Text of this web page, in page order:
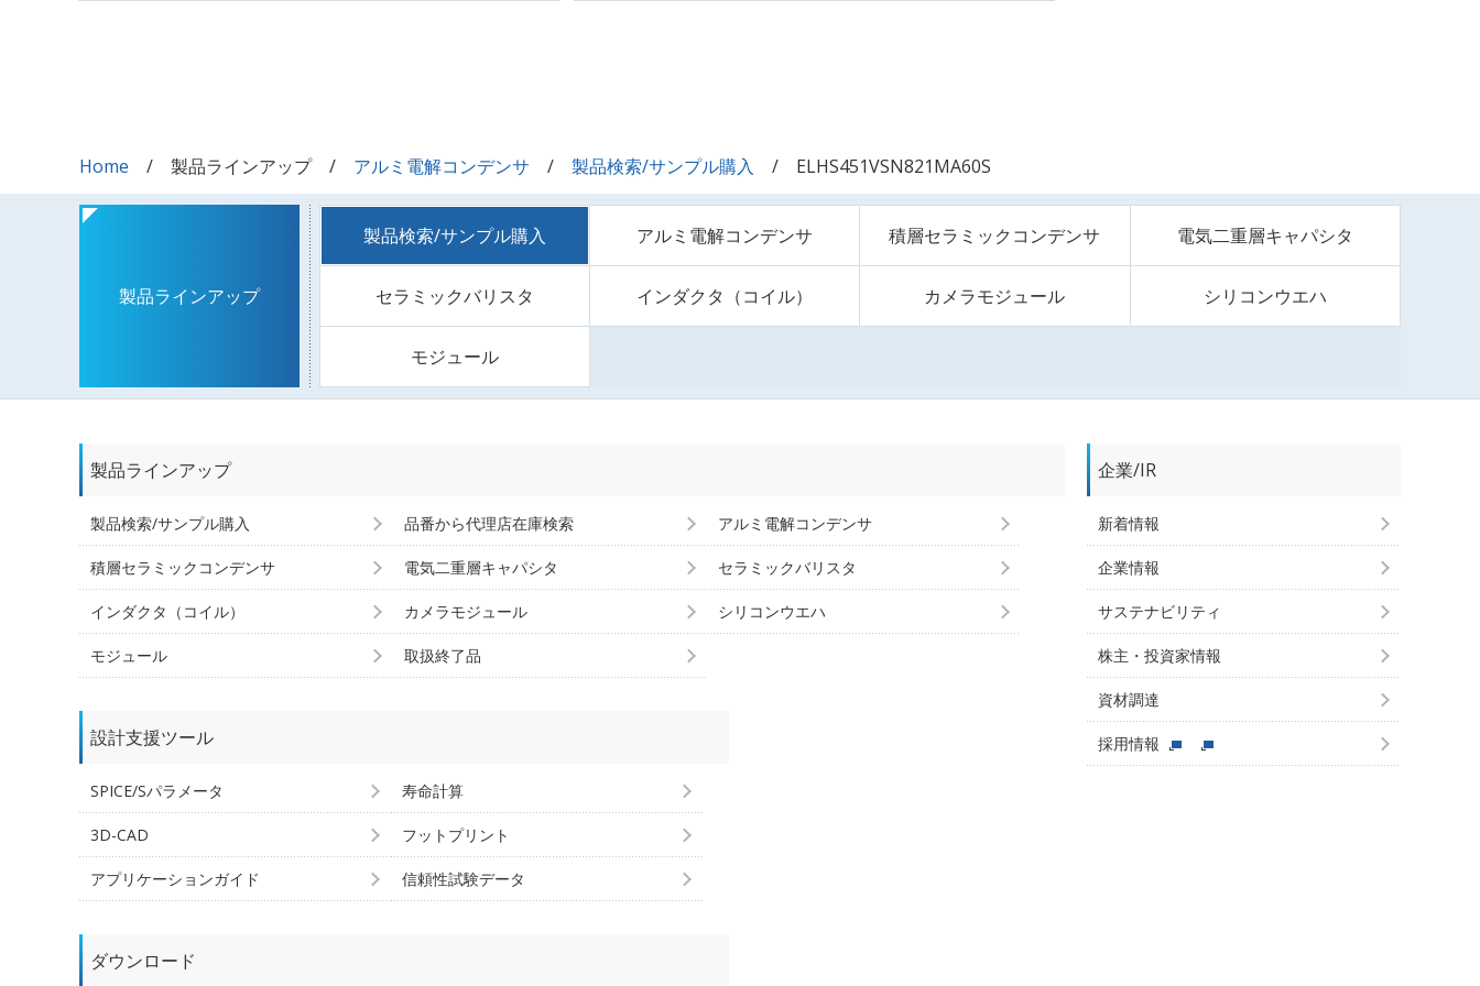
Home 製品ラインアップ アルミ電解コンデンサ 製品検索/サンプル購入 ELHS451VSN821MA60S
製品ラインアップ
製品検索/サンプル購入 アルミ電解コンデンサ 積層セラミックコンデンサ 電気二重層キャパシタ
セラミックバリスタ インダクタ（コイル） カメラモジュール シリコンウエハ
モジュール
製品ラインアップ
製品検索/サンプル購入 品番から代理店在庫検索 アルミ電解コンデンサ
積層セラミックコンデンサ 電気二重層キャパシタ セラミックバリスタ
インダクタ（コイル） カメラモジュール シリコンウエハ
モジュール 取扱終了品
設計支援ツール
SPICE/Sパラメータ 寿命計算
3D-CAD フットプリント
アプリケーションガイド 信頼性試験データ
ダウンロード
企業/IR
新着情報
企業情報
サステナビリティ
株主・投資家情報
資材調達
採用情報